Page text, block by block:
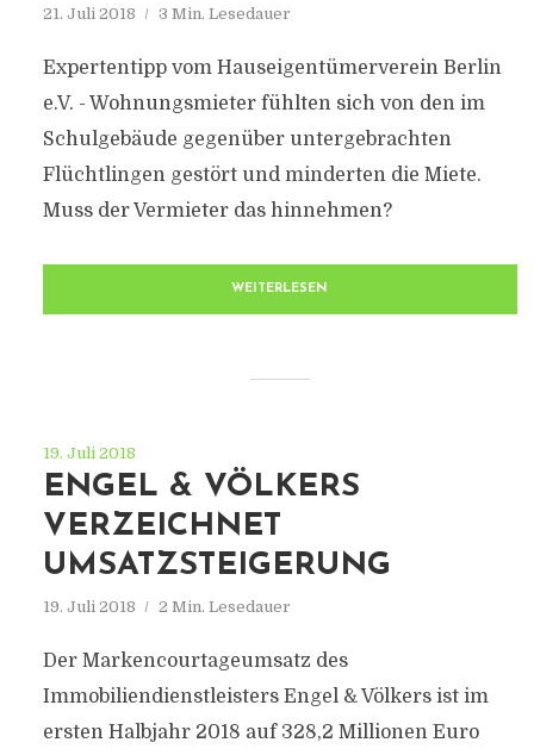
21. Juli 2018 3 Min. Lesedauer
Expertentipp vom Hauseigentümerverein Berlin
e.V. - Wohnungsmieter fühlten sich von den im
Schulgebäude gegenüber untergebrachten
Flüchtlingen gestört und minderten die Miete.
Muss der Vermieter das hinnehmen?
WEITERLESEN
19. Juli 2018
ENGEL & VÖLKERS
VERZEICHNET
UMSATZSTEIGERUNG
19. Juli 2018 2 Min. Lesedauer
Der Markencourtageumsatz des
Immobiliendienstleisters Engel & Völkers ist im
ersten Halbjahr 2018 auf 328,2 Millionen Euro